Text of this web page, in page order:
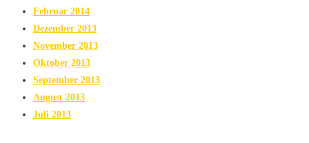
Februar 2014
Dezember 2013
November 2013
Oktober 2013
September 2013
August 2013
Juli 2013